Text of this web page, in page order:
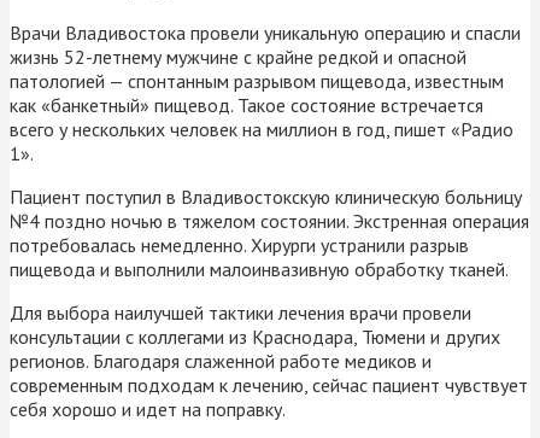
Врачи Владивостока провели уникальную операцию и спасли
жизнь 52-летнему мужчине с крайне редкой и опасной
патологией — спонтанным разрывом пищевода, известным
как «банкетный» пищевод. Такое состояние встречается
всего у нескольких человек на миллион в год, пишет «Радио
1».
Пациент поступил в Владивостокскую клиническую больницу
№4 поздно ночью в тяжелом состоянии. Экстренная операция
потребовалась немедленно. Хирурги устранили разрыв
пищевода и выполнили малоинвазивную обработку тканей.
Для выбора наилучшей тактики лечения врачи провели
консультации с коллегами из Краснодара, Тюмени и других
регионов. Благодаря слаженной работе медиков и
современным подходам к лечению, сейчас пациент чувствует
себя хорошо и идет на поправку.